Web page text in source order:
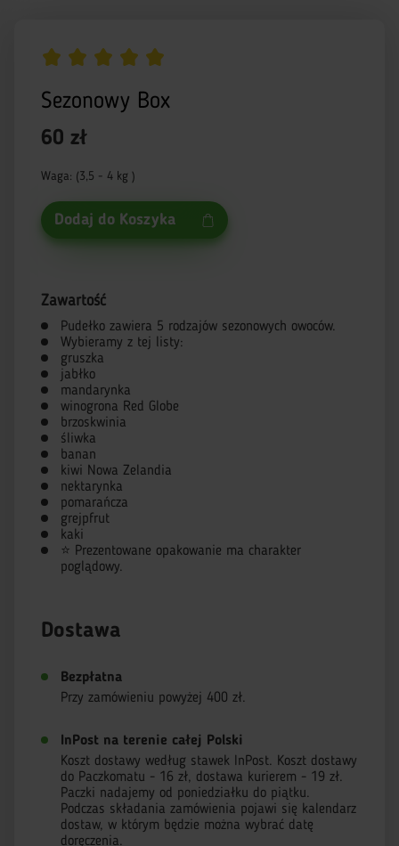
Sezonowy Box
60 zł
Waga: (3,5 - 4 kg )
Dodaj do Koszyka
Zawartość
Pudełko zawiera 5 rodzajów sezonowych owoców.
Wybieramy z tej listy:
gruszka
jabłko
mandarynka
winogronа Red Globe
brzoskwinia
śliwka
banan
kiwi Nowa Zelandia
nektarynka
pomarańcza
grejpfrut
kaki
⭐ Prezentowane opakowanie ma charakter
poglądowy.
Dostawa
Bezpłatna
Przy zamówieniu powyżej 400 zł.
InPost na terenie całej Polski
Koszt dostawy według stawek InPost. Koszt dostawy
do Paczkomatu - 16 zł, dostawa kurierem - 19 zł.
Paczki nadajemy od poniedziałku do piątku.
Podczas składania zamówienia pojawi się kalendarz
dostaw, w którym będzie można wybrać datę
doręczenia.